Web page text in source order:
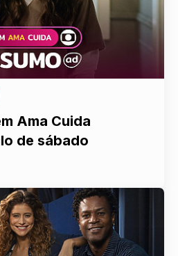
Ama Cuida
de sábado